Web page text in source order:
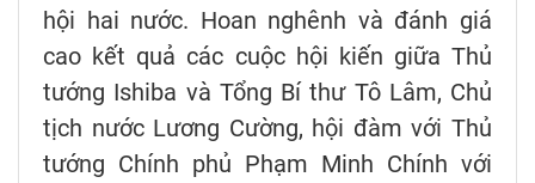
hội hai nước. Hoan nghênh và đánh giá
cao kết quả các cuộc hội kiến giữa Thủ
tướng Ishiba và Tổng Bí thư Tô Lâm, Chủ
tịch nước Lương Cường, hội đàm với Thủ
tướng Chính phủ Phạm Minh Chính với